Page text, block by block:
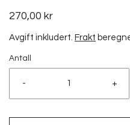
270,00 kr
Avgift inkludert. Frakt
Antall
- +